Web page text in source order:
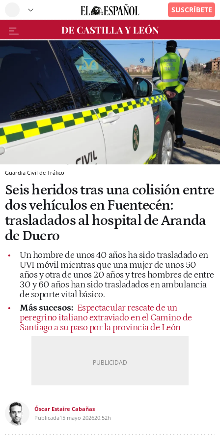
Guardia Civil de Tráfico
Seis heridos tras una colisión entre
dos vehículos en Fuentecén:
trasladados al hospital de Aranda
de Duero
Un hombre de unos 40 años ha sido trasladado en
UVI móvil mientras que una mujer de unos 50
años y otra de unos 20 años y tres hombres de entre
30 y 60 años han sido trasladados en ambulancia
de soporte vital básico.
Más sucesos: Espectacular rescate de un
peregrino italiano extraviado en el Camino de
Santiago a su paso por la provincia de León
Óscar Estaire Cabañas
Publicada15 mayo 202620:52h